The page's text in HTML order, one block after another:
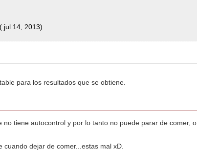
( jul 14, 2013)
para los resultados que se obtiene.
tiene autocontrol y por lo tanto no puede parar de comer, o
dejar de comer...estas mal xD.